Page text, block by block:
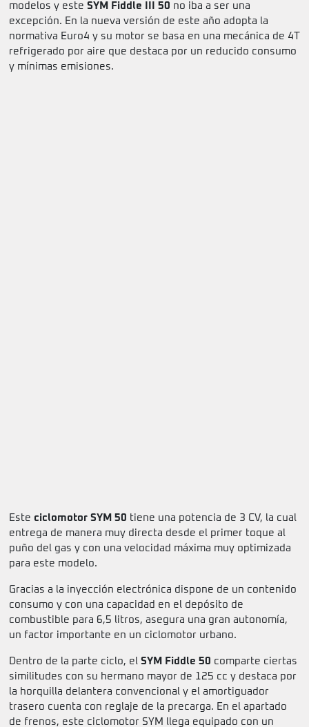
modelos y este SYM Fiddle III 50 no iba a ser una
excepción. En la nueva versión de este año adopta la
normativa Euro4 y su motor se basa en una mecánica de 4T
refrigerado por aire que destaca por un reducido consumo
y mínimas emisiones.
Este ciclomotor SYM 50 tiene una potencia de 3 CV, la cual
entrega de manera muy directa desde el primer toque al
puño del gas y con una velocidad máxima muy optimizada
para este modelo.
Gracias a la inyección electrónica dispone de un contenido
consumo y con una capacidad en el depósito de
combustible para 6,5 litros, asegura una gran autonomía,
un factor importante en un ciclomotor urbano.
Dentro de la parte ciclo, el SYM Fiddle 50 comparte ciertas
similitudes con su hermano mayor de 125 cc y destaca por
la horquilla delantera convencional y el amortiguador
trasero cuenta con reglaje de la precarga. En el apartado
de frenos, este ciclomotor SYM llega equipado con un